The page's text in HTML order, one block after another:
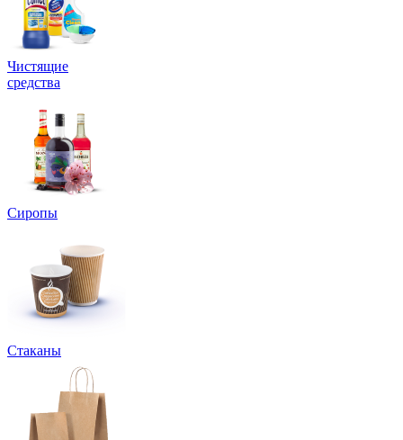
Чистящие
средства
Сиропы
Стаканы